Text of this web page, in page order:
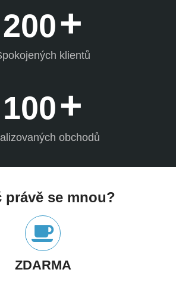
200+
klientů
100+
obchodů
právě se mnou?
ZDARMA